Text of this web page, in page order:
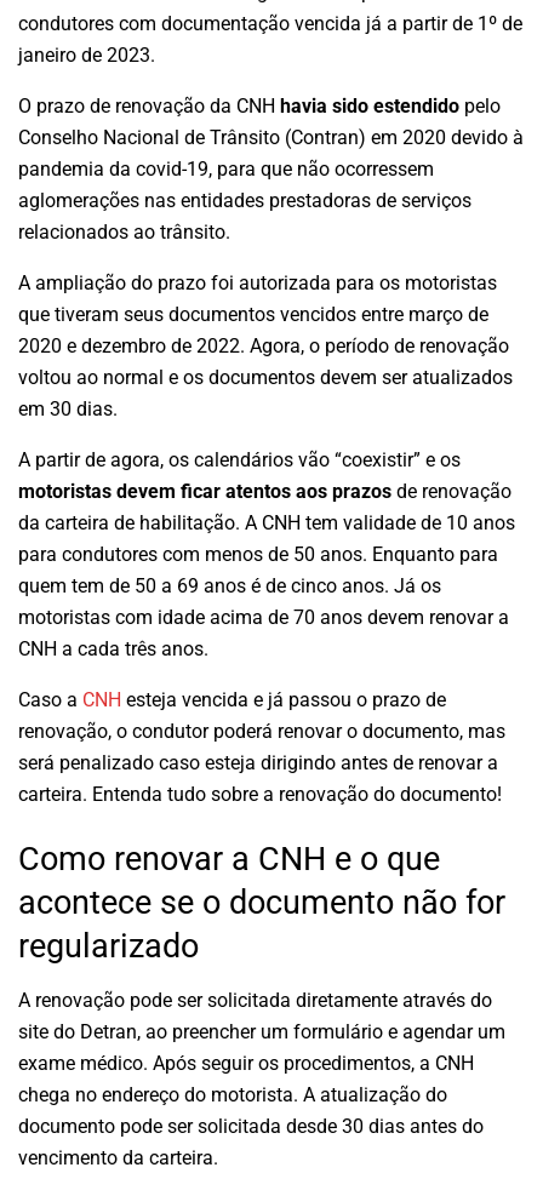
condutores com documentação vencida já a partir de 1º de
janeiro de 2023.
O prazo de renovação da CNH havia sido estendido pelo
Conselho Nacional de Trânsito (Contran) em 2020 devido à
pandemia da covid-19, para que não ocorressem
aglomerações nas entidades prestadoras de serviços
relacionados ao trânsito.
A ampliação do prazo foi autorizada para os motoristas
que tiveram seus documentos vencidos entre março de
2020 e dezembro de 2022. Agora, o período de renovação
voltou ao normal e os documentos devem ser atualizados
em 30 dias.
A partir de agora, os calendários vão “coexistir” e os
motoristas devem ficar atentos aos prazos de renovação
da carteira de habilitação. A CNH tem validade de 10 anos
para condutores com menos de 50 anos. Enquanto para
quem tem de 50 a 69 anos é de cinco anos. Já os
motoristas com idade acima de 70 anos devem renovar a
CNH a cada três anos.
Caso a CNH esteja vencida e já passou o prazo de
renovação, o condutor poderá renovar o documento, mas
será penalizado caso esteja dirigindo antes de renovar a
carteira. Entenda tudo sobre a renovação do documento!
Como renovar a CNH e o que
acontece se o documento não for
regularizado
A renovação pode ser solicitada diretamente através do
site do Detran, ao preencher um formulário e agendar um
exame médico. Após seguir os procedimentos, a CNH
chega no endereço do motorista. A atualização do
documento pode ser solicitada desde 30 dias antes do
vencimento da carteira.